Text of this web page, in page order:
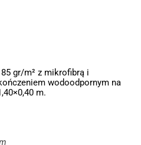
gr/m² z mikrofibrą i
wodoodpornym na
m.